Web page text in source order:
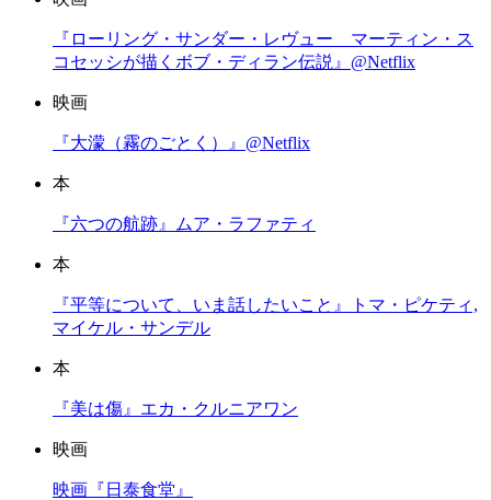
『ローリング・サンダー・レヴュー マーティン・ス
コセッシが描くボブ・ディラン伝説』@Netflix
映画
『大濛（霧のごとく）』@Netflix
本
『六つの航跡』ムア・ラファティ
本
『平等について、いま話したいこと』トマ・ピケティ,
マイケル・サンデル
本
『美は傷』エカ・クルニアワン
映画
映画『日泰食堂』